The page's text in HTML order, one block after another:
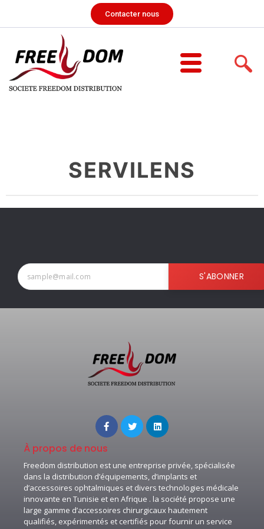
Contacter nous
SERVILENS
S'ABONNER
À propos de nous
Freedom distribution est une entreprise privée, spécialisée
dans la distribution d’équipements, d’implants et
d’accessoires ophtalmiques et divers technologies médicale
innovante en Tunisie et en Afrique . la société propose une
large gamme d’accessoires chirurgicaux hautement
qualifiés, expérimentés et certifiés pour fournir un service